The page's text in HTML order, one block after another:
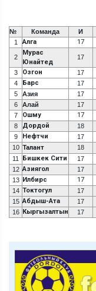
№ Команда И
1
Алга 17
2
Мурас
Юнайтед
17
3 Озгон 17
4 Барс 17
5 Азия 17
6
Алай 17
7
Ошму 17
8 Дордой 18
9 Нефтчи 17
10 Талант 18
11
Бишкек Сити 17
12 Азиягол 17
13
Илбирс 17
14 Токтогул 17
15 Абдыш-Ата 17
16
Кыргызалтын 17